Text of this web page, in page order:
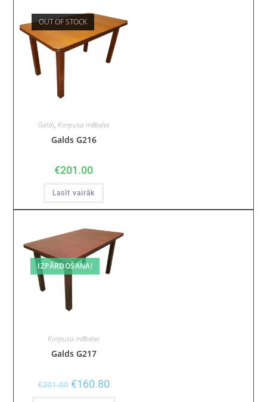
OUT OF STOCK
Galdi,Korpusa mēbeles
Galds G216
€201.00
Lasīt vairāk
IZPĀRDOŠANA!
Korpusa mēbeles
Galds G217
€201.00 €160.80